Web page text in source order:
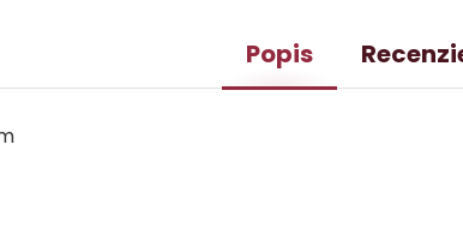
Popis